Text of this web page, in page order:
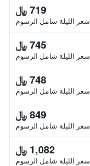
719 ﷼
سعر الليلة شامل الرسوم
745 ﷼
سعر الليلة شامل الرسوم
748 ﷼
سعر الليلة شامل الرسوم
849 ﷼
سعر الليلة شامل الرسوم
1,082 ﷼
سعر الليلة شامل الرسوم